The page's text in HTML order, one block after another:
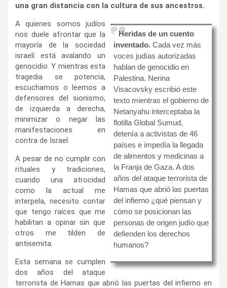
una gran distancia con la cultura de sus ancestros.
Heridas de un cuento
inventado. Cada vez más
voces judías autorizadas
hablan de genocidio en
Palestina. Nerina
Visacovsky escribió este
texto mientras el gobierno de
Netanyahu interceptaba la
flotilla Global Sumud,
detenía a activistas de 46
países e impedía la llegada
de alimentos y medicinas a
la Franja de Gaza. A dos
años del ataque terrorista de
Hamas que abrió las puertas
del infierno ¿qué piensan y
cómo se posicionan las
personas de origen judío que
defienden los derechos
humanos?
A quienes somos judíos
nos duele afrontar que la
mayoría de la sociedad
israelí está avalando un
genocidio. Y mientras esta
tragedia se potencia,
escuchamos o leemos a
defensores del sionismo,
de izquierda a derecha,
minimizar o negar las
manifestaciones en
contra de Israel.
A pesar de no cumplir con
rituales y tradiciones,
cuando una atrocidad
como la actual me
interpela, necesito contar
que tengo raíces que me
habilitan a opinar sin que
otros me tilden de
antisemita.
Esta semana se cumplen
dos años del ataque
terrorista de Hamas que abrió las puertas del infierno en